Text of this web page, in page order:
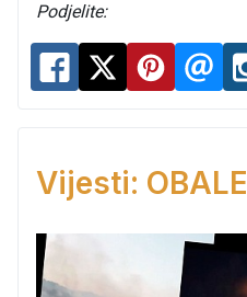
Podjelite:
Vijesti: OBALE